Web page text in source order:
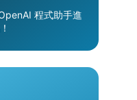
程式助手進